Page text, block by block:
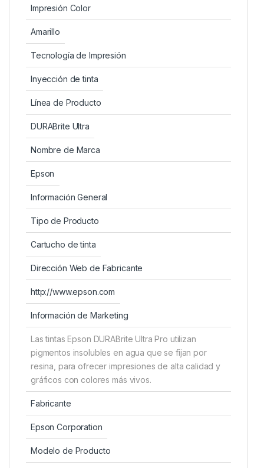
Impresión Color
Amarillo
Tecnología de Impresión
Inyección de tinta
Línea de Producto
DURABrite Ultra
Nombre de Marca
Epson
Información General
Tipo de Producto
Cartucho de tinta
Dirección Web de Fabricante
http://www.epson.com
Información de Marketing
Las tintas Epson DURABrite Ultra Pro utilizan
pigmentos insolubles en agua que se fijan por
resina, para ofrecer impresiones de alta calidad y
gráficos con colores más vivos.
Fabricante
Epson Corporation
Modelo de Producto